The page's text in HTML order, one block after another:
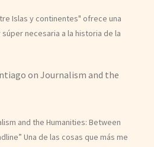
Islas y continentes" ofrece una
necesaria a la historia de la
on Journalism and the
and the Humanities: Between
Una de las cosas que más me